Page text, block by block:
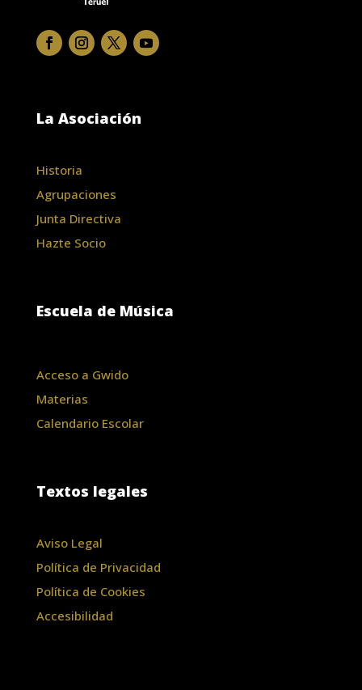
La Asociación
Historia
Agrupaciones
Junta Directiva
Hazte Socio
Escuela de Música
Acceso a Gwido
Materias
Calendario Escolar
Textos legales
Aviso Legal
Política de Privacidad
Política de Cookies
Accesibilidad